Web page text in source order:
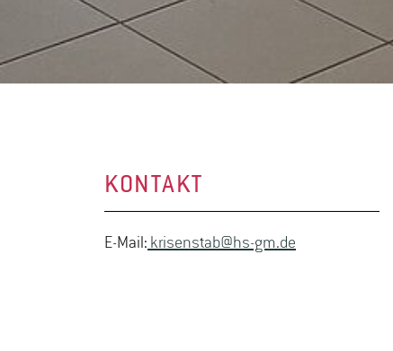
KONTAKT
E-Mail: krisenstab@hs-gm.de